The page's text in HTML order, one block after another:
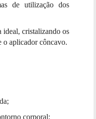
de utilização dos
ideal, cristalizando os
o aplicador côncavo.
corporal;